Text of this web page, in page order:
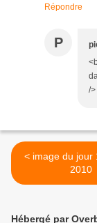
Répondre
P
/>
< image du jour 18 janvier
2010
Hébergé par